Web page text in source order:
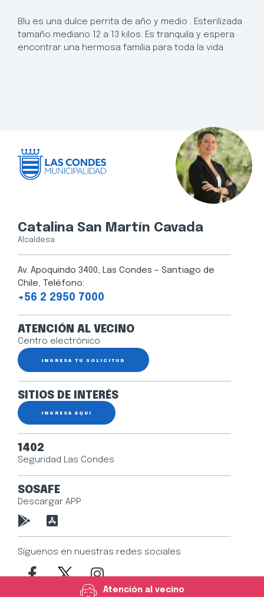
Atención al vecino
Blu es una dulce perrita de año y medio . Esterilizada
tamaño mediano 12 a 13 kilos. Es tranquila y espera
encontrar una hermosa familia para toda la vida
Catalina San Martín Cavada
Alcaldesa
Av. Apoquindo 3400, Las Condes – Santiago de
Chile, Teléfono:
+56 2 2950 7000
ATENCIÓN AL VECINO
Centro electrónico
INGRESA TU SOLICITUD
SITIOS DE INTERÉS
INGRESA AQUÍ
1402
Seguridad Las Condes
SOSAFE
Descargar APP
Síguenos en nuestras redes sociales